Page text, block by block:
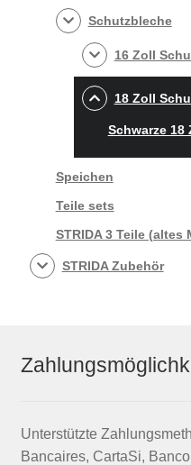
Schutzbleche
16 Zoll
18 Zoll
Schwarze
Speichen
Teile sets
STRIDA 3 Teile (altes
STRIDA Zubehör
Unterstützte
Bancaires, CartaSi,